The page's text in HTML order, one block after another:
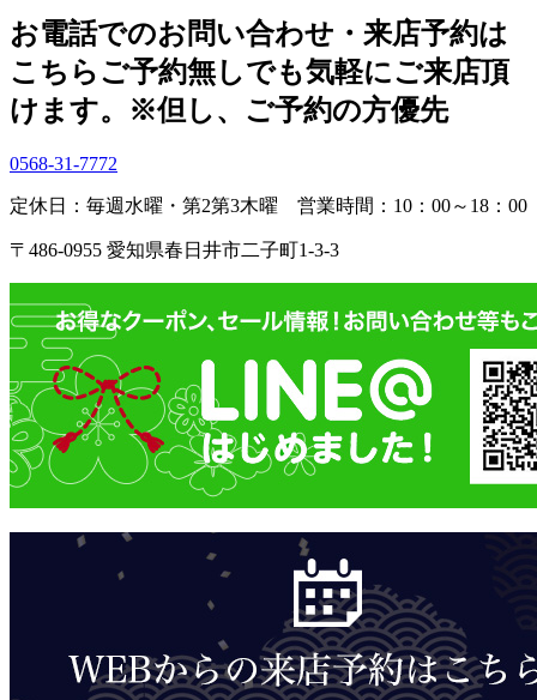
お電話でのお問い合わせ・ 来店予約は
こちらご予約無しでも気軽にご来店頂
けます。
※但し、ご予約の方優先
0568-31-7772
定休日：毎週水曜・第2第3木曜 営業時間：10：00～18：00
〒486-0955 愛知県春日井市二子町1-3-3